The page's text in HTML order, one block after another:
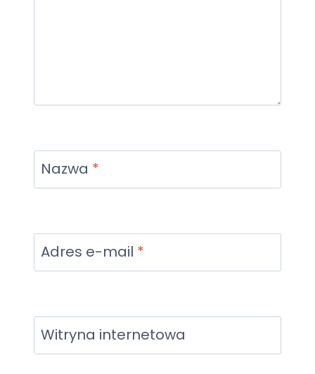
Nazwa *
Adres e-mail *
Witryna internetowa